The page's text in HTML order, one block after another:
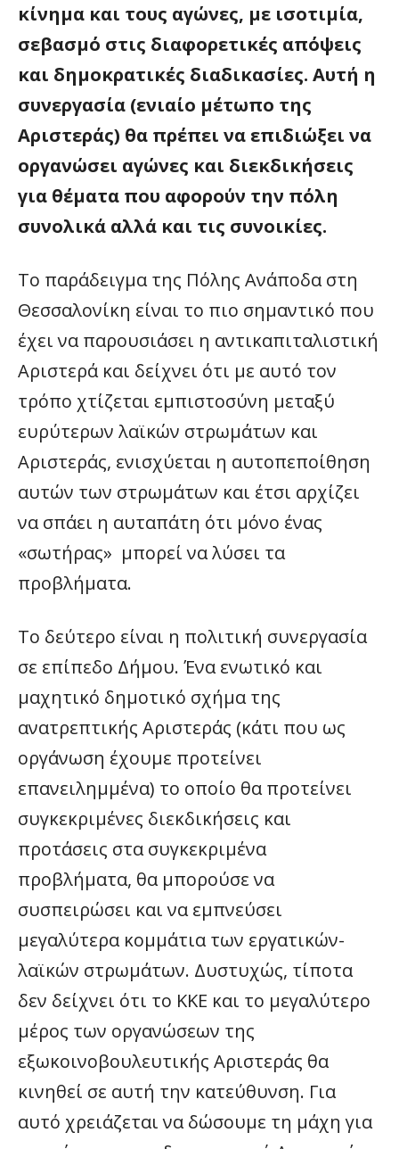
κίνημα και τους αγώνες, με ισοτιμία,
σεβασμό στις διαφορετικές απόψεις
και δημοκρατικές διαδικασίες. Αυτή η
συνεργασία (ενιαίο μέτωπο της
Αριστεράς) θα πρέπει να επιδιώξει να
οργανώσει αγώνες και διεκδικήσεις
για θέματα που αφορούν την πόλη
συνολικά αλλά και τις συνοικίες.
Το παράδειγμα της Πόλης Ανάποδα στη
Θεσσαλονίκη είναι το πιο σημαντικό που
έχει να παρουσιάσει η αντικαπιταλιστική
Αριστερά και δείχνει ότι με αυτό τον
τρόπο χτίζεται εμπιστοσύνη μεταξύ
ευρύτερων λαϊκών στρωμάτων και
Αριστεράς, ενισχύεται η αυτοπεποίθηση
αυτών των στρωμάτων και έτσι αρχίζει
να σπάει η αυταπάτη ότι μόνο ένας
«σωτήρας» μπορεί να λύσει τα
προβλήματα.
Το δεύτερο είναι η πολιτική συνεργασία
σε επίπεδο Δήμου. Ένα ενωτικό και
μαχητικό δημοτικό σχήμα της
ανατρεπτικής Αριστεράς (κάτι που ως
οργάνωση έχουμε προτείνει
επανειλημμένα) το οποίο θα προτείνει
συγκεκριμένες διεκδικήσεις και
προτάσεις στα συγκεκριμένα
προβλήματα, θα μπορούσε να
συσπειρώσει και να εμπνεύσει
μεγαλύτερα κομμάτια των εργατικών-
λαϊκών στρωμάτων. Δυστυχώς, τίποτα
δεν δείχνει ότι το ΚΚΕ και το μεγαλύτερο
μέρος των οργανώσεων της
εξωκοινοβουλευτικής Αριστεράς θα
κινηθεί σε αυτή την κατεύθυνση. Για
αυτό χρειάζεται να δώσουμε τη μάχη για